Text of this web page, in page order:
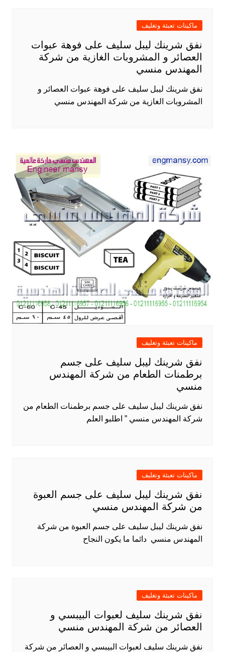
ماكينات تعبئة وتغليف
نفق شرينك ليبل سليف على فوهة عبوات
العصائر و المشروبات الغازية من شركة
المهندس منسي
نفق شرينك ليبل سليف على فوهة عبوات العصائر و
المشروبات الغازية من شركة المهندس منسي
ماكينات تعبئة وتغليف
نفق شرينك ليبل سليف على جسم
برطمنات الطعام من شركة المهندس
منسي
نفق شرينك ليبل سليف على جسم برطمنات الطعام من
شركة المهندس منسي ” اطلبو العلم
ماكينات تعبئة وتغليف
نفق شرينك ليبل سليف على جسم العبوة
من شركة المهندس منسي
نفق شرينك ليبل سليف على جسم العبوة من شركة
المهندس منسي دائما ما يكون النجاح
ماكينات تعبئة وتغليف
نفق شرينك سليف لعبوات البيبسي و
العصائر من شركة المهندس منسي
نفق شرينك سليف لعبوات البيبسي و العصائر من شركة